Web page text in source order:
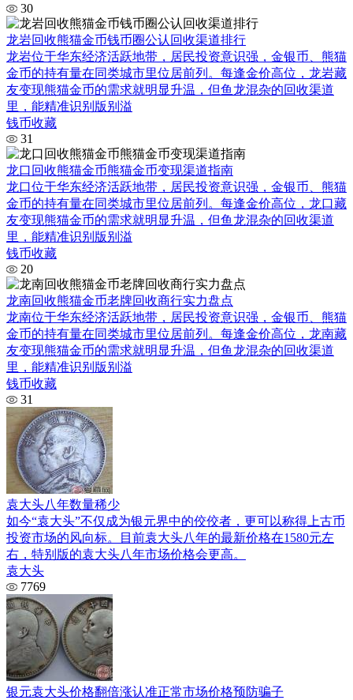
30
龙岩回收熊猫金币钱币圈公认回收渠道排行
龙岩位于华东经济活跃地带，居民投资意识强，金银币、熊猫
金币的持有量在同类城市里位居前列。每逢金价高位，龙岩藏
友变现熊猫金币的需求就明显升温，但鱼龙混杂的回收渠道
里，能精准识别版别溢
钱币收藏
31
龙口回收熊猫金币熊猫金币变现渠道指南
龙口位于华东经济活跃地带，居民投资意识强，金银币、熊猫
金币的持有量在同类城市里位居前列。每逢金价高位，龙口藏
友变现熊猫金币的需求就明显升温，但鱼龙混杂的回收渠道
里，能精准识别版别溢
钱币收藏
20
龙南回收熊猫金币老牌回收商行实力盘点
龙南位于华东经济活跃地带，居民投资意识强，金银币、熊猫
金币的持有量在同类城市里位居前列。每逢金价高位，龙南藏
友变现熊猫金币的需求就明显升温，但鱼龙混杂的回收渠道
里，能精准识别版别溢
钱币收藏
31
袁大头八年数量稀少
如今“袁大头”不仅成为银元界中的佼佼者，更可以称得上古币
投资市场的风向标。目前袁大头八年的最新价格在1580元左
右，特别版的袁大头八年市场价格会更高。
袁大头
7769
银元袁大头价格翻倍涨认准正常市场价格预防骗子